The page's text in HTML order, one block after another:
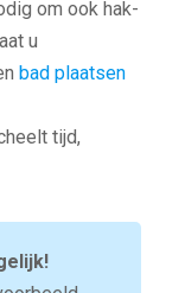
om ook hak-
u
bad plaatsen
tijd,